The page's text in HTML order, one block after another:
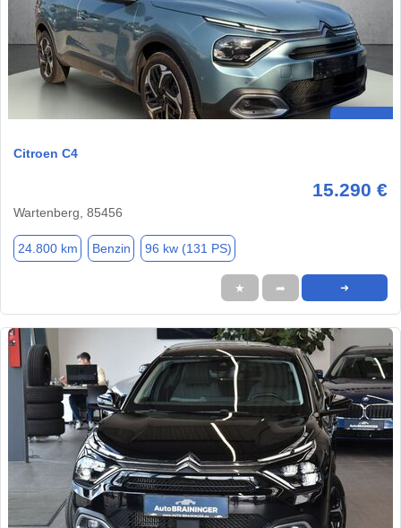
Citroen C4
15.290 €
Wartenberg, 85456
24.800 km Benzin 96 kw (131 PS)
★ ➦ ➜